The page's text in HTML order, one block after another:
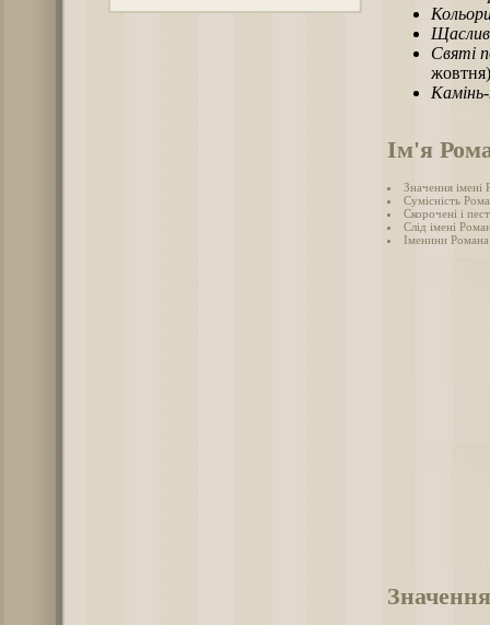
Святі
Ім'я
Значення імені
Сумісність
Скорочені і
Слід імені
Іменини Романа